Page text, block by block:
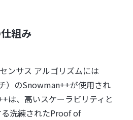
組み
ンサス アルゴリズムには
）のSnowman++が使用され
は、高いスケーラビリティと
洗練されたProof of